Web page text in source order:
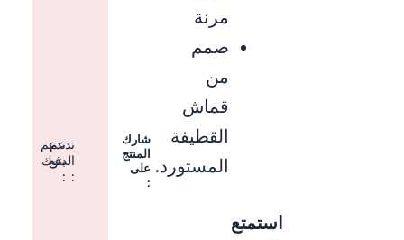
مرنة
صمم
من
قماش
القطيفة
المستورد.
استمتع
شارك
المنتج
على
:
ندعم
الدفع
:
ندعم
بنوك
: